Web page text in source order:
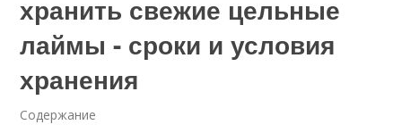
хранить свежие цельные
лаймы - сроки и условия
хранения
Содержание